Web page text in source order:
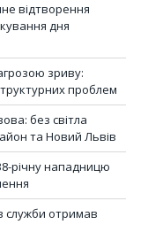
відтворення
дня
зриву:
проблем
без світла
та Новий Львів
річну нападницю
служби отримав